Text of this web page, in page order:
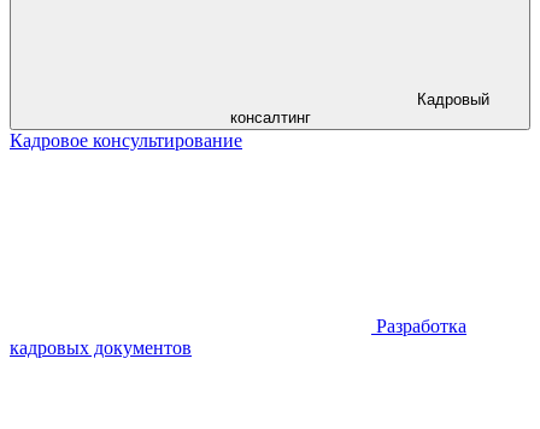
консалтинг
Кадровое консультирование
Разработка
кадровых документов